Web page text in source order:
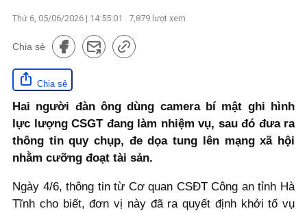
Thứ 6, 05/06/2026 | 14:55:01 7,879 lượt xem
Chia sẻ
Chia sẻ
Hai người đàn ông dùng camera bí mật ghi hình
lực lượng CSGT đang làm nhiệm vụ, sau đó đưa ra
thông tin quy chụp, đe dọa tung lên mạng xã hội
nhằm cưỡng đoạt tài sản.
Ngày 4/6, thông tin từ Cơ quan CSĐT Công an tỉnh Hà
Tĩnh cho biết, đơn vị này đã ra quyết định khởi tố vụ